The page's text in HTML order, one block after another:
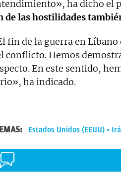
ha dicho el
de las hostilidades
fin de la guerra en
conflicto. Hemos
En este sentido,
ha indicado.
Estados Unidos (EEUU)